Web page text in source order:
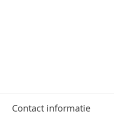
Contact informatie